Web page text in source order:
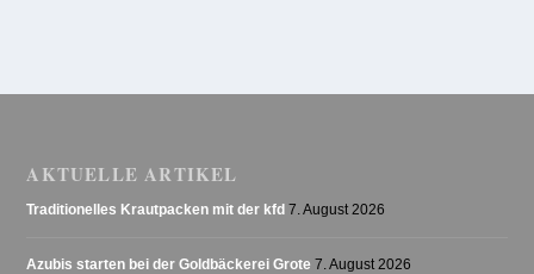
AKTUELLE ARTIKEL
Traditionelles Krautpacken mit der kfd 7. August 2026
Azubis starten bei der Goldbäckerei Grote 7. August 2026